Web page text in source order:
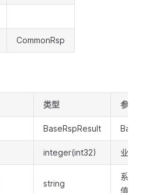
CommonRsp
类型 参数
BaseRspResult
integer(int32) 业务
string
系统
值